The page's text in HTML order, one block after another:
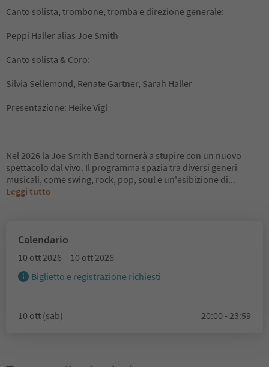
Canto solista, trombone, tromba e direzione generale:
Peppi Haller alias Joe Smith
Canto solista & Coro:
Silvia Sellemond, Renate Gartner, Sarah Haller
Presentazione: Heike Vigl
Nel 2026 la Joe Smith Band tornerà a stupire con un nuovo
spettacolo dal vivo. Il programma spazia tra diversi generi
musicali, come swing, rock, pop, soul e un'esibizione di...
Leggi tutto
Calendario
10 ott 2026 – 10 ott 2026
Biglietto e registrazione richiesti
10 ott (sab) 20:00 - 23:59